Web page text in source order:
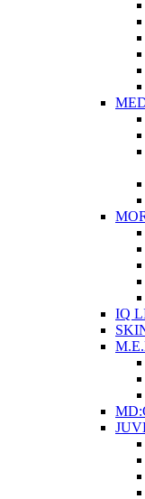
IQ